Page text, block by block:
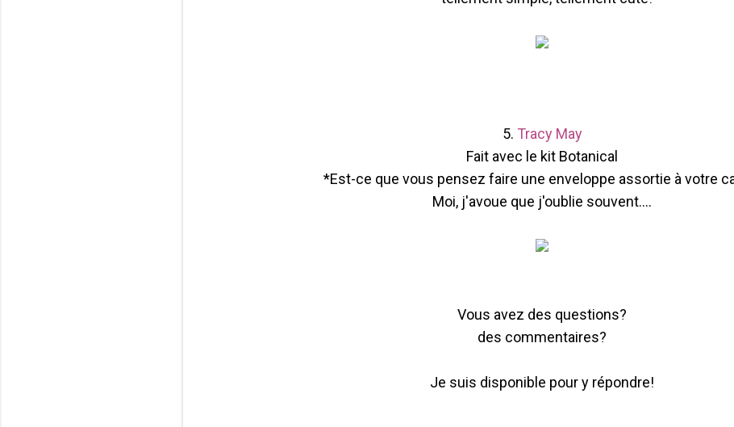
5. Tracy May
Fait avec le kit Botanical
*Est-ce que vous pensez faire une enveloppe assortie à votre
Moi, j'avoue que j'oublie souvent....
Vous avez des questions?
des commentaires?
Je suis disponible pour y répondre!